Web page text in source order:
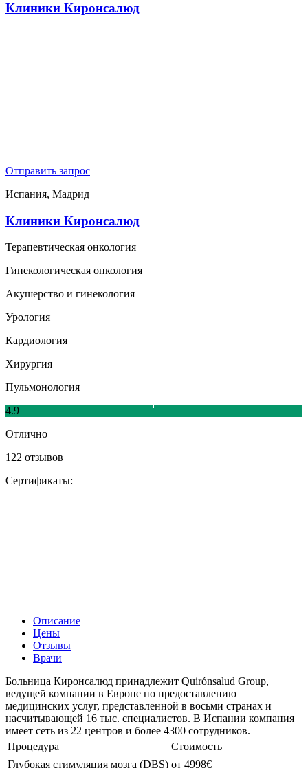
Клиники Киронсалюд
Отправить запрос
Испания, Мадрид
Клиники Киронсалюд
Терапевтическая онкология
Гинекологическая онкология
Акушерство и гинекология
Урология
Кардиология
Хирургия
Пульмонология
4.9
Отлично
122 отзывов
Сертификаты:
Описание
Цены
Отзывы
Врачи
Больница Киронсалюд принадлежит Quirónsalud Group,
ведущей компании в Европе по предоставлению
медицинских услуг, представленной в восьми странах и
насчитывающей 16 тыс. специалистов. В Испании компания
имеет сеть из 22 центров и более 4300 сотрудников.
Процедура
Стоимость
Глубокая стимуляция мозга (DBS) от 4998€